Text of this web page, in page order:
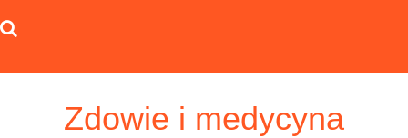
to
Zdowie i medycyna